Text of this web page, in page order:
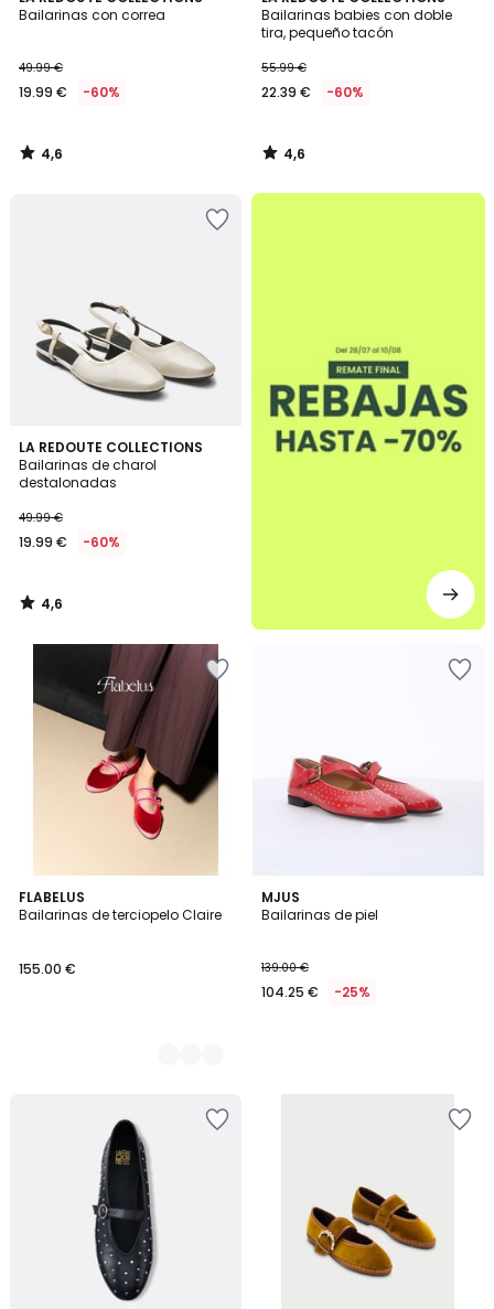
Bailarinas con correa
49.99 €
19.99 € -60%
/ 5
4,6
/
Bailarinas babies con doble
tira, pequeño tacón
55.99 €
22.39 € -60%
/ 5
4,6
/
LA REDOUTE COLLECTIONS
Bailarinas de charol
destalonadas
49.99 €
19.99 € -60%
4,6
/ 5
4,6
/
.
FLABELUS
Bailarinas de terciopelo Claire
155.00 €
3
Colores
MJUS
Bailarinas de piel
139.00 €
104.25 € -25%